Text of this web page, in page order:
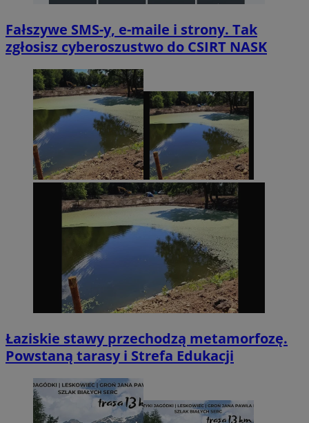
Fałszywe SMS-y, e-maile i strony. Tak
zgłosisz cyberoszustwo do CSIRT NASK
Łaziskie stawy przechodzą metamorfozę.
Powstaną tarasy i Strefa Edukacji